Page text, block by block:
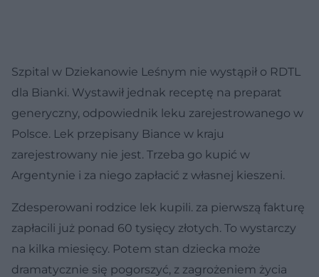
Szpital w Dziekanowie Leśnym nie wystąpił o RDTL
dla Bianki. Wystawił jednak receptę na preparat
generyczny, odpowiednik leku zarejestrowanego w
Polsce. Lek przepisany Biance w kraju
zarejestrowany nie jest. Trzeba go kupić w
Argentynie i za niego zapłacić z własnej kieszeni.
Zdesperowani rodzice lek kupili. za pierwszą fakturę
zapłacili już ponad 60 tysięcy złotych. To wystarczy
na kilka miesięcy. Potem stan dziecka może
dramatycznie się pogorszyć, z zagrożeniem życia